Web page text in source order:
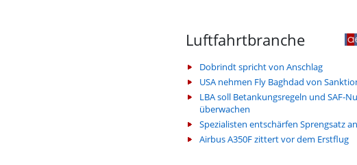
Luftfahrtbranche
Dobrindt spricht von Anschlag
USA nehmen Fly Baghdad von
LBA soll Betankungsregeln und SAF-
überwachen
Spezialisten entschärfen Sprengsatz
Airbus A350F zittert vor dem Erstflug